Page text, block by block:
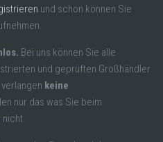
und schon können Sie
Bei uns können Sie alle
und geprüften Großhändler
keine
nur das was Sie beim